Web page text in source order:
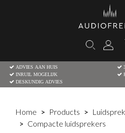
ADVIES AAN HUIS
INRUIL MOGELIJK
DESKUNDIG ADVIES
Home Products
Compacte luidsprekers